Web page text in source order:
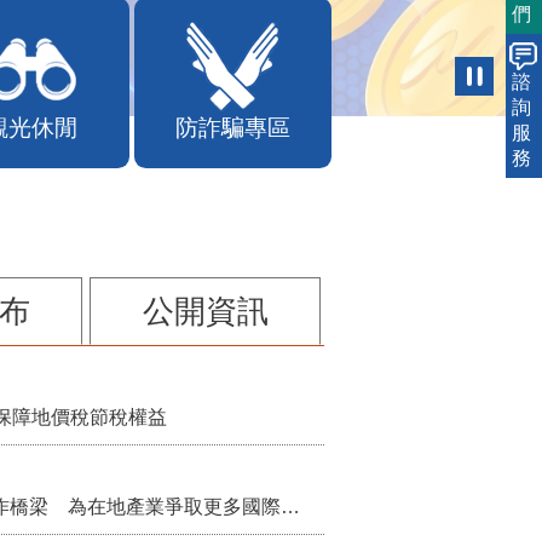
光休閒 防詐騙專區
公開資訊
障地價稅節稅權益
把握國際交流契機 苗栗縣政府搭建海外合作橋梁 為在地產業爭取更多國際市場機會
們
諮
詢
服
務